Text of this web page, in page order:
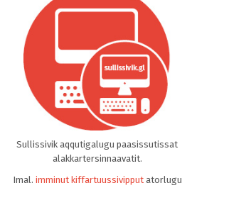
Sullissivik aqqutigalugu paasissutissat
alakkartersinnaavatit.
Imal. imminut kiffartuussivipputatorlugu